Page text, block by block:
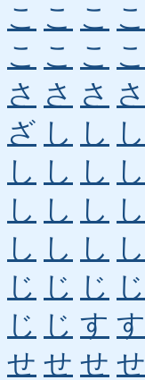
こ こ こ こ
こ こ こ こ
さ さ さ さ
ざ し し し
し し し し
し し し し
し し し し
じ じ じ じ
じ じ す す
せ せ せ せ